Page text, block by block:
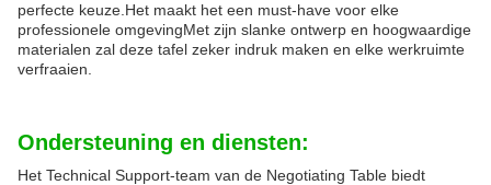
perfecte keuze.Het maakt het een must-have voor elke
professionele omgevingMet zijn slanke ontwerp en hoogwaardige
materialen zal deze tafel zeker indruk maken en elke werkruimte
verfraaien.
Ondersteuning en diensten:
Het Technical Support-team van de Negotiating Table biedt